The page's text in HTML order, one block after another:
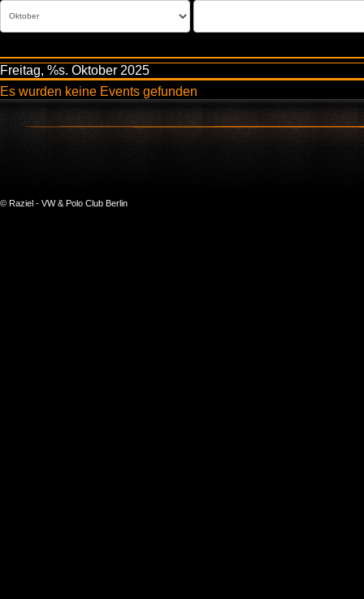
Freitag, %s. Oktober 2025
Es wurden keine Events gefunden
© Raziel - VW & Polo Club Berlin